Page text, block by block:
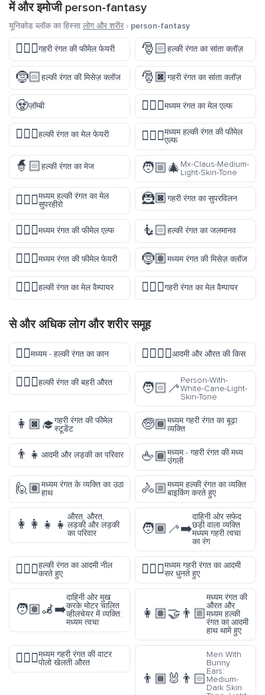
में और इमोजी person-fantasy
यूनिकोड ब्लॉक का हिस्सालोग और शरीर › person-fantasy
🧚🏿‍♀️गहरी रंगत की फीमेल फेयरी 🎅🏻हल्की रंगत का सांता क्लॉज़
🤶🏻हल्की रंगत की मिसेज़ क्लॉज 🎅🏿गहरी रंगत का सांता क्लॉज़
🧟ज़ॉम्बी 🧝🏽‍♂️मध्यम रंगत का मेल एल्फ
🧚🏻‍♂️हल्की रंगत का मेल फेयरी 🧝🏼‍♀️मध्यम हल्की रंगत की फीमेल
एल्फ
🧙🏻हल्की रंगत का मेज 🧑🏼‍🎄Mx-Claus-Medium-
Light-Skin-Tone
🦸🏼‍♂️मध्यम हल्की रंगत का मेल
सुपरहीरो
🦹🏿गहरी रंगत का सुपरविलन
🧝🏽‍♀️मध्यम रंगत की फीमेल एल्फ 🧜🏻हल्की रंगत का जलमानव
🧚🏽‍♀️मध्यम रंगत की फीमेल फेयरी 🤶🏽मध्यम रंगत की मिसेज़ क्लॉज
🧛🏻‍♂️हल्की रंगत का मेल वैम्पायर 🧛🏿‍♂️गहरी रंगत का मेल वैम्पायर
से और अधिकलोग और शरीरसमूह
👂🏼मध्यम - हल्की रंगत का कान 👩‍❤️‍💋‍👨आदमी और औरत की किस
🧏🏻‍♀️हल्की रंगत की बहरी औरत 🧑🏻‍🦯
Person-With-
White-Cane-Light-
Skin-Tone
👩🏿‍🎓गहरी रंगत की फीमेल
स्टूडेंट
🧓🏾मध्यम गहरी रंगत का बूढ़ा
व्यक्ति
👨‍👧 आदमी और लड़की का परिवार 🖕🏾मध्यम - गहरी रंगत की मध्य
उंगली
🙋🏽मध्यम रंगत के व्यक्ति का उठा
हाथ
🚴🏼मध्यम हल्की रंगत का व्यक्ति
बाइकिंग करते हुए
👩‍👩‍👧‍👧
औरत, औरत,
लड़की और लड़की
का परिवार
🧑🏾‍🦯‍➡️
दाहिनी ओर सफेद
छड़ी वाला व्यक्ति
मध्यम गहरी त्वचा
का रंग
🧎🏻‍♂️हल्की रंगत का आदमी नील
करते हुए
🤦🏾‍♂️मध्यम गहरी रंगत का आदमी
सर धुनते हुए
🧑🏽‍🦼‍➡️
दाहिनी ओर मुख
करके मोटर चालित
व्हीलचेयर में व्यक्ति:
मध्यम त्वचा
👩🏽‍🤝‍👨🏼
मध्यम रंगत की
औरत और
मध्यम हल्की
रंगत का आदमी
हाथ थामे हुए
🤽🏾‍♀️मध्यम गहरी रंगत की वाटर
पोलो खेलती औरत
👨🏾‍🐰‍👨🏻
Men With
Bunny
Ears:
Medium-
Dark Skin